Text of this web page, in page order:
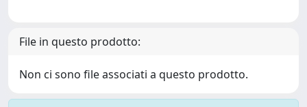
File in questo prodotto:
Non ci sono file associati a questo prodotto.